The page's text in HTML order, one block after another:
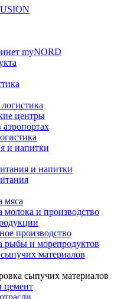
myNORD
центры
и напитки
и напитки
мяса
молока и производство
производство
рыбы и морепродуктов
материалов
сыпучих материалов
цемент